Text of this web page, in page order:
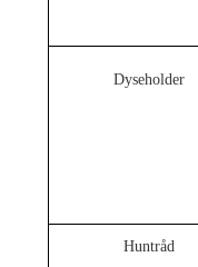
Dyseholder
Huntråd